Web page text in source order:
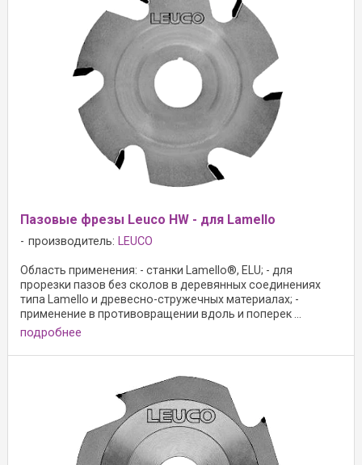
Пазовые фрезы Leuco HW - для Lamello
производитель: LEUCO
Область применения: - станки Lamello®, ELU; - для
прорезки пазов без сколов в деревянных соединениях
типа Lamello и древесно-стружечных материалах; -
применение в противовращении вдоль и поперек ...
подробнее